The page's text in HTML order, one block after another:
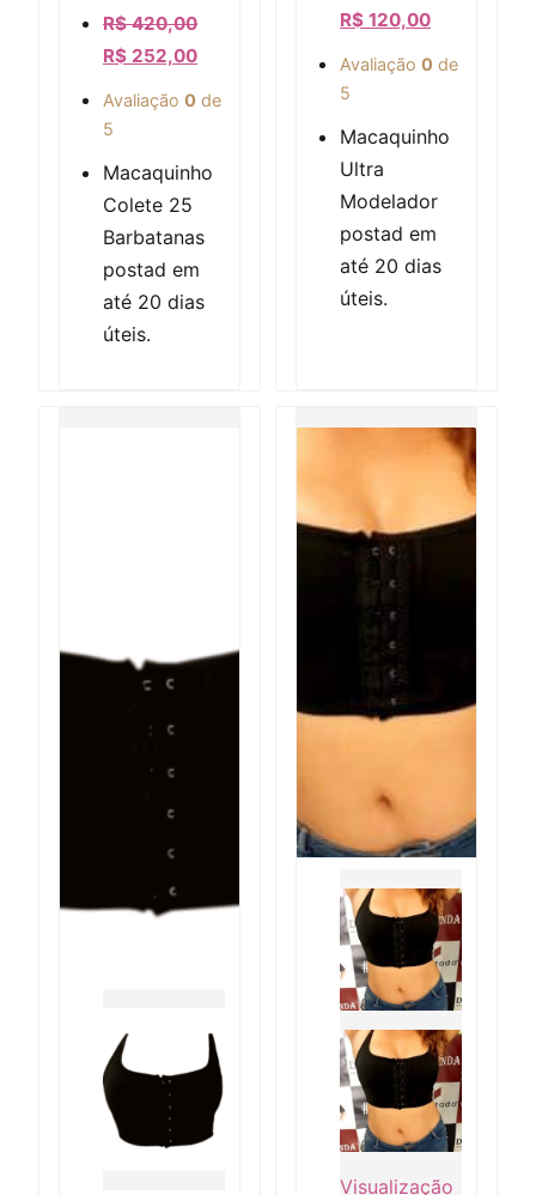
R$420,00
R$ 252,00
Avaliação 0 de
5
Macaquinho
Colete 25
Barbatanas
postad em
até 20 dias
úteis.
R$ 120,00
Avaliação 0 de
5
Macaquinho
Ultra
Modelador
postad em
até 20 dias
úteis.
Visualização